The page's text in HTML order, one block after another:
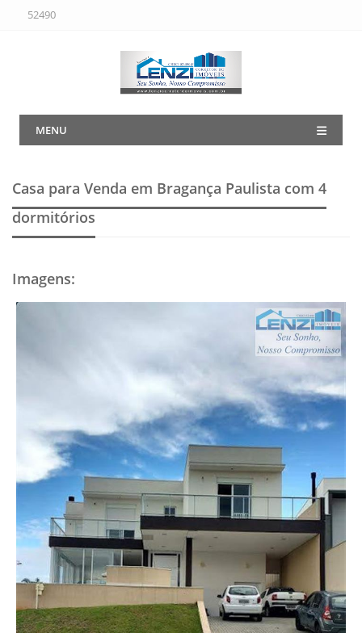
52490
MENU
Casa para Venda em Bragança Paulista com 4
dormitórios
Imagens: